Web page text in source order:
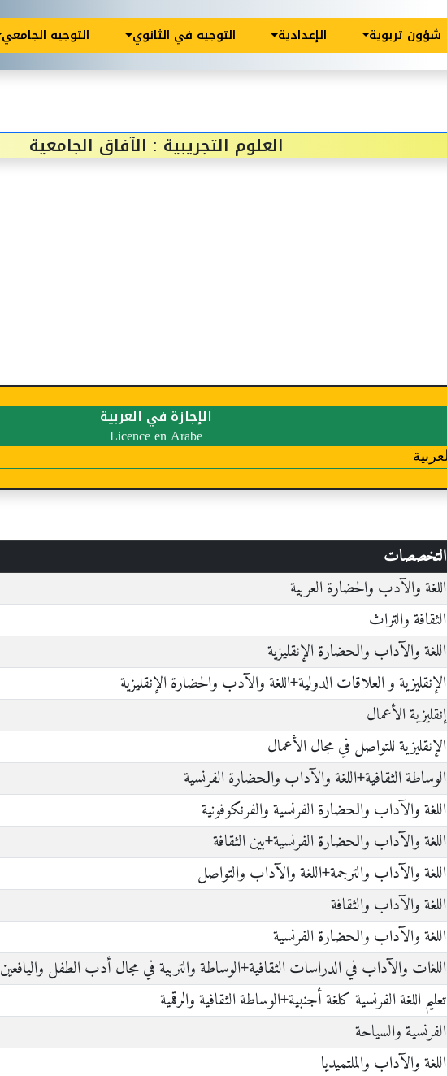
شؤون تربوية الإعدادية التوجيه في الثانوي التوجيه الجامعي
العلوم التجريبية : الآفاق الجامعية
الإجازة في العربية
Licence en Arabe
التخصصات
اللغة والآدب والحضارة العربية
الثقافة والتراث
ﺍﻟﻠﻐﺔ ﻭﺍﻵﺩﺍﺏ ﻭﺍﳊﻀﺎﺭﺓ ﺍﻹﻧﻘﻠﻴﺰﻳﺔ
الإنقليزية و العلاقات الدولية+اللغة والآدب والحضارة اﻹﻧﻘﻠﻴﺰية
إنقليزية الأعمال
الإنقليزية للتواصل في مجال الأعمال
الوساطة الثقافية+ﺍﻟﻠﻐﺔ ﻭﺍﻵﺩﺍﺏ ﻭﺍﳊﻀﺎﺭﺓ ﺍلفرنسية
ﺍﻟﻠﻐﺔ ﻭﺍﻵﺩﺍﺏ ﻭﺍﳊﻀﺎﺭﺓ ﺍلفرنسية والفرنكوفونية
ﺍﻟﻠﻐﺔ ﻭﺍﻵﺩﺍﺏ ﻭﺍﳊﻀﺎﺭﺓ ﺍلفرنسية+بين الثقافة
ﺍﻟﻠﻐﺔ ﻭﺍﻵﺩﺍﺏ والترجمة+ﺍﻟﻠﻐﺔ ﻭﺍﻵﺩﺍﺏ والتواصل
ﺍﻟﻠﻐﺔ ﻭﺍﻵﺩﺍﺏ والثقافة
ﺍﻟﻠﻐﺔ ﻭﺍﻵﺩﺍﺏ ﻭﺍﳊﻀﺎﺭﺓ ﺍلفرنسية
ﺍﻟﻠﻐات والآداب في الدراسات الثقافية+الوساطة والتربية في مجال أدب الطفل واليافعين
تعليم اللغة الفرنسية كلغة أجنبية+الوساطة الثقافية والرقمية
الفرنسية والسياحة
ﺍﻟﻠﻐﺔ ﻭﺍﻵﺩﺍﺏ ﻭالملتميديا